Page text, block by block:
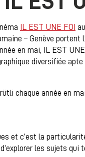
IL EST UNE FOI
– Genève portent
en mai, IL EST
diversifiée
chaque année en
et c’est la
les sujets